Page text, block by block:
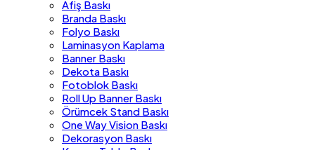
Afiş Baskı
Branda Baskı
Folyo Baskı
Laminasyon Kaplama
Banner Baskı
Dekota Baskı
Fotoblok Baskı
Roll Up Banner Baskı
Örümcek Stand Baskı
One Way Vision Baskı
Dekorasyon Baskı